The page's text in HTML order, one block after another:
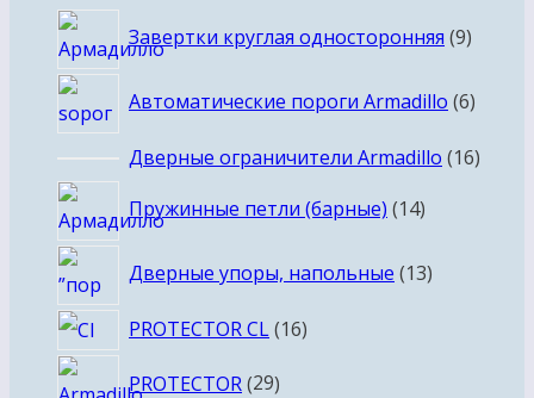
Завертки круглая односторонняя 99
Автоматические пороги Armadillo 66
Дверные ограничители Armadillo 1616
Пружинные петли (барные) 1414
Дверные упоры, напольные 1313
PROTECTOR CL 1616
PROTECTOR 2929